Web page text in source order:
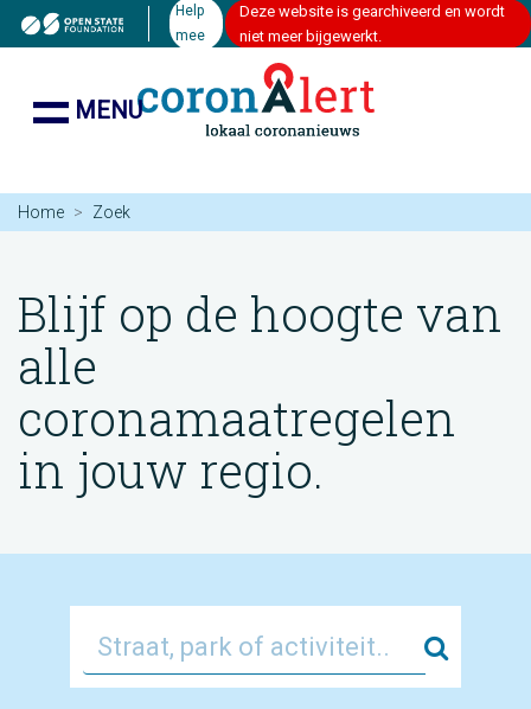
Help
mee
Deze website is gearchiveerd en wordt
niet meer bijgewerkt.
MENU
Home Zoek
Blijf op de hoogte van
alle
coronamaatregelen
in jouw regio.
Zoek